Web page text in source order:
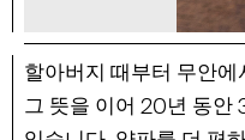
할아버지 때부터 무안
그 뜻을 이어 20년 동안